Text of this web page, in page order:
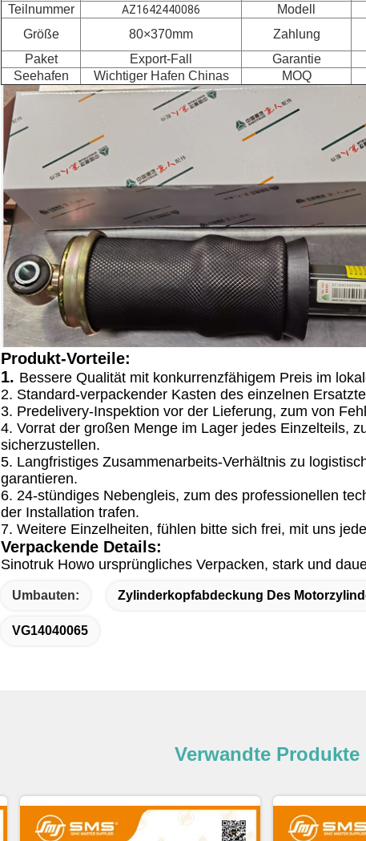
Teilnummer AZ1642440086 Modell
Größe 80×370mm Zahlung
Paket
Export-Fall Garantie
Seehafen
Wichtiger Hafen Chinas MOQ
Produkt-Vorteile:
1. Bessere Qualität mit konkurrenzfähigem Preis im
2. Standard-verpackender Kasten des einzelnen
3. Predelivery-Inspektion vor der Lieferung, zum von
4. Vorrat der großen Menge im Lager jedes Einzelteils,
sicherzustellen.
5. Langfristiges Zusammenarbeits-Verhältnis zu
garantieren.
6. 24-stündiges Nebengleis, zum des professionellen
der Installation trafen.
7. Weitere Einzelheiten, fühlen bitte sich frei, mit uns
Verpackende Details:
Sinotruk Howo ursprüngliches Verpacken, stark und
Umbauten: Zylinderkopfabdeckung Des
VG14040065
Verwandte Produkte